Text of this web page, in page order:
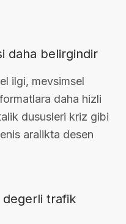
daha belirgindir
ilgi, mevsimsel
daha hizli
dususleri kriz gibi
aralikta desen
degerli trafik